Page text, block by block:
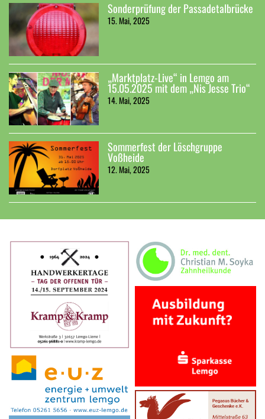
Sonderprüfung der Passadetalbrücke
15. Mai, 2025
„Marktplatz-Live“ in Lemgo am
15.05.2025 mit dem „Nis Jesse Trio“
14. Mai, 2025
Sommerfest der Löschgruppe
Voßheide
12. Mai, 2025